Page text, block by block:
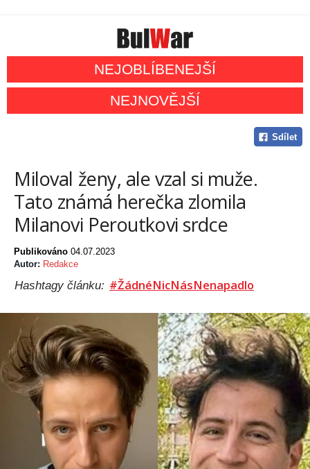
NEJOBLÍBENEJŠÍ
NEJNOVĚJŠÍ
Sdílet
Miloval ženy, ale vzal si muže.
Tato známá herečka zlomila
Milanovi Peroutkovi srdce
Publikováno 04.07.2023
Autor: Redakce
Hashtagy článku: #ŽádnéNicNásNenapadlo